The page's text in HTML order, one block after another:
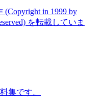
(Copyright in 1999 by
を転載していま
集です。